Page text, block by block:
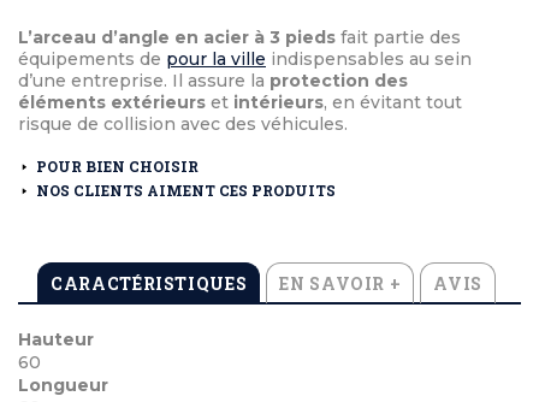
L’arceau d’angle en acier à 3 pieds fait partie des
équipements de pour la ville indispensables au sein
d’une entreprise. Il assure la protection des
éléments extérieurs et intérieurs, en évitant tout
risque de collision avec des véhicules.
POUR BIEN CHOISIR
NOS CLIENTS AIMENT CES PRODUITS
CARACTÉRISTIQUES EN SAVOIR + AVIS
Hauteur
60
Longueur